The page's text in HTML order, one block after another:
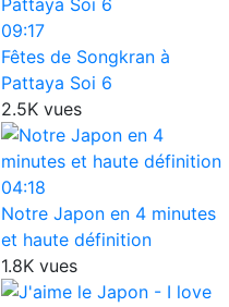
09:17
Fêtes de Songkran à
Pattaya Soi 6
2.5K vues
04:18
Notre Japon en 4 minutes
et haute définition
1.8K vues